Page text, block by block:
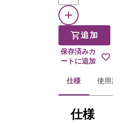
追加
保存済みカ
ートに追加
仕様
使用説明書
仕様